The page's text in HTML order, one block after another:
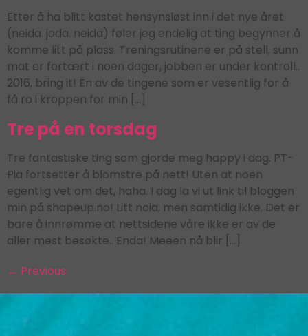
Etter å ha blitt kastet hensynsløst inn i det nye året
(neida. joda. neida) føler jeg endelig at ting begynner å
komme litt på plass. Treningsrutinene er på stell, sunn
mat er fortært i noen dager, jobben er under kontroll..
2016, bring it! En av de tingene som er vesentlig for å
få ro i kroppen for min […]
Tre på en torsdag
Tre fantastiske ting som gjorde meg happy i dag. PT-
Pia fortsetter å blomstre på nett! Uten at noen
egentlig vet om det, haha. I dag la vi ut link til bloggen
min på shapeup.no! Litt noia, men samtidig ikke. Det er
bare å innrømme at nettsidene våre ikke er av de
aller mest besøkte.. Enda! Meeen nå blir […]
← Previous